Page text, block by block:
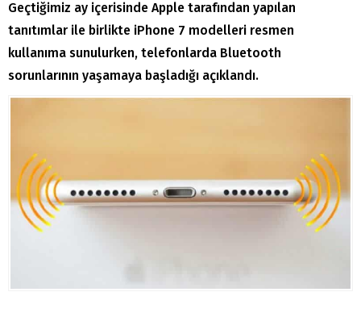
Geçtiğimiz ay içerisinde Apple tarafından yapılan
tanıtımlar ile birlikte iPhone 7 modelleri resmen
kullanıma sunulurken, telefonlarda Bluetooth
sorunlarının yaşamaya başladığı açıklandı.